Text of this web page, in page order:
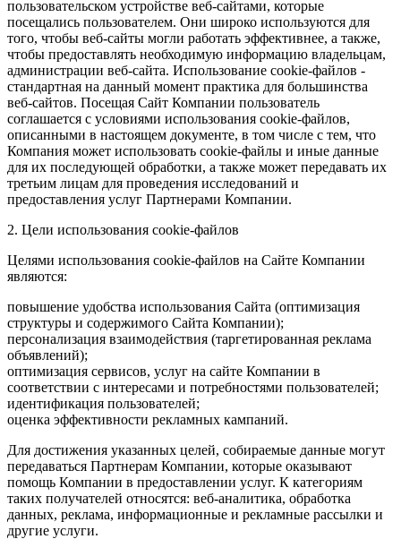
пользовательском устройстве веб-сайтами, которые
посещались пользователем. Они широко используются для
того, чтобы веб-сайты могли работать эффективнее, а также,
чтобы предоставлять необходимую информацию владельцам,
администрации веб-сайта. Использование cookie-файлов -
стандартная на данный момент практика для большинства
веб-сайтов. Посещая Сайт Компании пользователь
соглашается с условиями использования cookie-файлов,
описанными в настоящем документе, в том числе с тем, что
Компания может использовать cookie-файлы и иные данные
для их последующей обработки, а также может передавать их
третьим лицам для проведения исследований и
предоставления услуг Партнерами Компании.
2. Цели использования cookie-файлов
Целями использования cookie-файлов на Сайте Компании
являются:
повышение удобства использования Сайта (оптимизация
структуры и содержимого Сайта Компании);
персонализация взаимодействия (таргетированная реклама
объявлений);
оптимизация сервисов, услуг на сайте Компании в
соответствии с интересами и потребностями пользователей;
идентификация пользователей;
оценка эффективности рекламных кампаний.
Для достижения указанных целей, собираемые данные могут
передаваться Партнерам Компании, которые оказывают
помощь Компании в предоставлении услуг. К категориям
таких получателей относятся: веб-аналитика, обработка
данных, реклама, информационные и рекламные рассылки и
другие услуги.